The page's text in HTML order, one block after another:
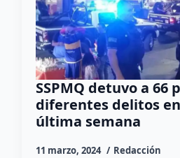
SSPMQ detuvo a 66
diferentes delitos
última semana
11 marzo, 2024 Redacción